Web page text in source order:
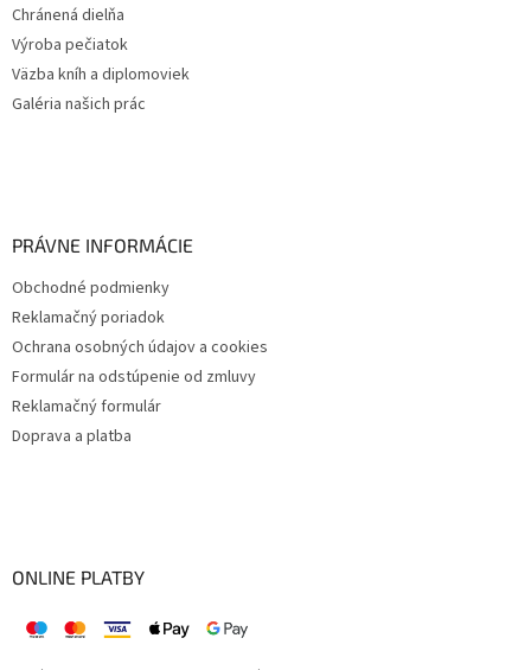
Chránená dielňa
Výroba pečiatok
Väzba kníh a diplomoviek
Galéria našich prác
PRÁVNE INFORMÁCIE
Obchodné podmienky
Reklamačný poriadok
Ochrana osobných údajov a cookies
Formulár na odstúpenie od zmluvy
Reklamačný formulár
Doprava a platba
ONLINE PLATBY